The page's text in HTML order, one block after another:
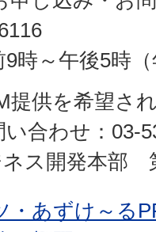
時～午後5時
提供を希望さ
合わせ：03-
ス開発本部
・あずけ～る